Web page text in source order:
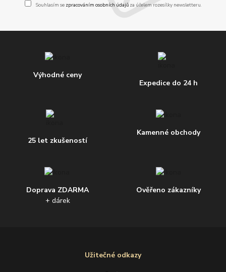
Souhlasím se zpracováním osobních údajůza účelem rozesílky newsletteru.
Výhodné ceny
Expedice do 24 h
25 let zkušeností
Kamenné obchody
Doprava ZDARMA
+ dárek
Ověřeno zákazníky
Užitečné odkazy